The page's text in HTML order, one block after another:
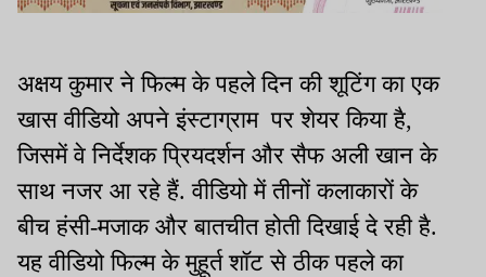
अक्षय कुमार ने फिल्म के पहले दिन की शूटिंग का एक
खास वीडियो अपने इंस्टाग्राम पर शेयर किया है,
जिसमें वे निर्देशक प्रियदर्शन और सैफ अली खान के
साथ नजर आ रहे हैं. वीडियो में तीनों कलाकारों के
बीच हंसी-मजाक और बातचीत होती दिखाई दे रही है.
यह वीडियो फिल्म के मुहूर्त शॉट से ठीक पहले का